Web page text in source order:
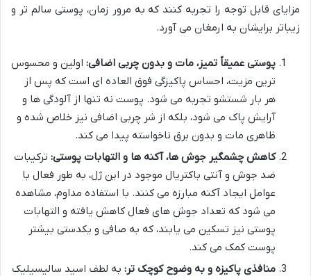
مزایای قابل توجه را تجربه کنند که به مرور زمان، پوستی سالم تر و
زیباتر برایشان به ارمغان می آورد.
پوستی عمیقاً تمیز، مات و بدون چربی اضافی: اولین و محسوس
ترین مزیت، احساس پاکیزگی فوق العاده ای است که پس از
هر بار شستشو تجربه می شود. پوست نه تنها از آلودگی ها و
آرایش پاک می شود، بلکه از شر چربی اضافی نیز خلاص شده و
ظاهری مات و بدون برق ناخواسته پیدا می کند.
کاهش چشمگیر جوش ها، آکنه ها و التهابات پوستی: ترکیبات
ضد جوش و آنتی باکتریال موجود در این ژل، به طور فعال با
عوامل ایجاد آکنه مبارزه می کنند. با استفاده مداوم، مشاهده
می شود که تعداد جوش های فعال کاهش یافته و التهابات
پوستی نیز تسکین می یابند، که به صافی و یکدستی بیشتر
پوست کمک می کند.
منافذی پاکیزه و به وضوح کوچک تر: به لطف اسید سالیسیلیک